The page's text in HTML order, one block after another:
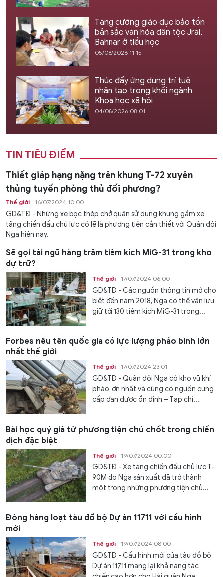
Tăng cường giáo dục bảo tồn
bản sắc văn hóa dân tộc Jrai,
Bahnar ở tiểu học
05/08/2026 11:15
Thúc đẩy ứng dụng trí tuệ
nhân tạo trong khối ngành
Khoa học xã hội
04/08/2026 08:01
TIN TIÊU ĐIỂM
Thiết giáp hạng nặng trên khung T-72 xuyên
thủng tuyến phòng thủ đối phương?
Thế giới 16/07/2024 10:00
GD&TĐ - Những xe bọc thép chở quân sử dụng khung gầm xe
tăng chiến đấu chủ lực có lẽ là phương tiện cần thiết với Quân đội
Nga hiện nay.
Sẽ gọi tái ngũ hàng trăm tiêm kích MiG-31 trong kho
dự trữ?
Thế giới 17/07/2024 06:00
GD&TĐ - Các nguồn thông tin mở cho
biết đến năm 2018, Nga có thể vẫn lưu
giữ tới 130 tiêm kích MiG-31 trong...
Forbes nêu tên quốc gia có lực lượng pháo binh lớn
nhất thế giới
Thế giới 17/07/2024 23:01
GD&TĐ - Quân đội Nga có kho vũ khí
pháo lớn nhất và cũng có nguồn cung
cấp đạn dược ổn định – Tạp chí...
Bài học quý giá từ phương tiện chủ chốt trong chiến
dịch đặc biệt
Thế giới 19/07/2024 00:00
GD&TĐ - Xe tăng chiến đấu chủ lực T-
90M do Nga sản xuất đã trở thành
một trong những phương tiện chủ...
Đóng hàng loạt tàu đổ bộ Dự án 11711 với cấu hình
mới
Thế giới 19/07/2024 08:00
GD&TĐ - Cấu hình mới của tàu đổ bộ
Dự án 11711 mang lại khả năng tác